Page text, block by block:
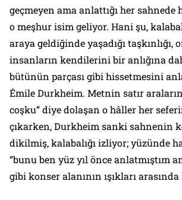
geçmeyen ama anlattığı her sahnede
o meşhur isim geliyor. Hani şu,
araya geldiğinde yaşadığı taşkınlığı,
insanların kendilerini bir anlığına
bütünün parçası gibi hissetmesini
Émile Durkheim. Metnin satır
coşku” diye dolaşan o hâller her
çıkarken, Durkheim sanki sahnenin
dikilmiş, kalabalığı izliyor; yüzünde
“bunu ben yüz yıl önce anlatmıştım
gibi konser alanının ışıkları